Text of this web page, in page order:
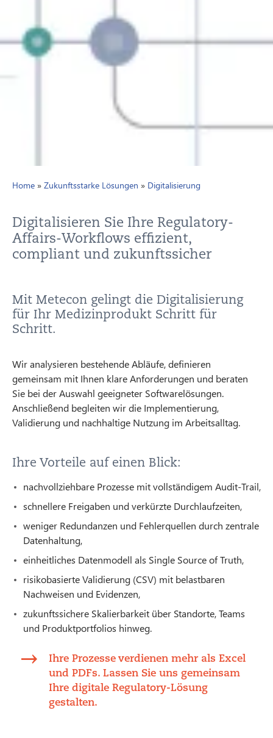
Home » Zukunftsstarke Lösungen » Digitalisierung
Digitalisieren Sie Ihre Regulatory-
Affairs-Workflows effizient,
compliant und zukunftssicher
Mit Metecon gelingt die Digitalisierung
für Ihr Medizinprodukt Schritt für
Schritt.
Wir analysieren bestehende Abläufe, definieren
gemeinsam mit Ihnen klare Anforderungen und beraten
Sie bei der Auswahl geeigneter Softwarelösungen.
Anschließend begleiten wir die Implementierung,
Validierung und nachhaltige Nutzung im Arbeitsalltag.
Ihre Vorteile auf einen Blick:
nachvollziehbare Prozesse mit vollständigem Audit-Trail,
schnellere Freigaben und verkürzte Durchlaufzeiten,
weniger Redundanzen und Fehlerquellen durch zentrale
Datenhaltung,
einheitliches Datenmodell als Single Source of Truth,
risikobasierte Validierung (CSV) mit belastbaren
Nachweisen und Evidenzen,
zukunftssichere Skalierbarkeit über Standorte, Teams
und Produktportfolios hinweg.
Ihre Prozesse verdienen mehr als Excel
und PDFs. Lassen Sie uns gemeinsam
Ihre digitale Regulatory-Lösung
gestalten.